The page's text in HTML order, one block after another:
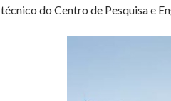
técnico do Centro de Pesquisa e